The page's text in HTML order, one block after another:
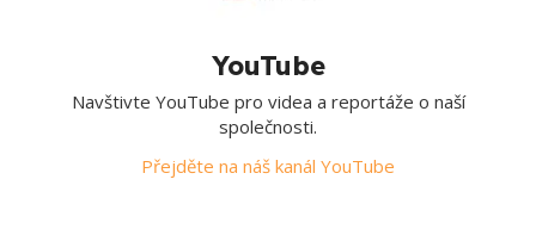
YouTube
Navštivte YouTube pro videa a reportáže o naší
společnosti.
Přejděte na náš kanál YouTube